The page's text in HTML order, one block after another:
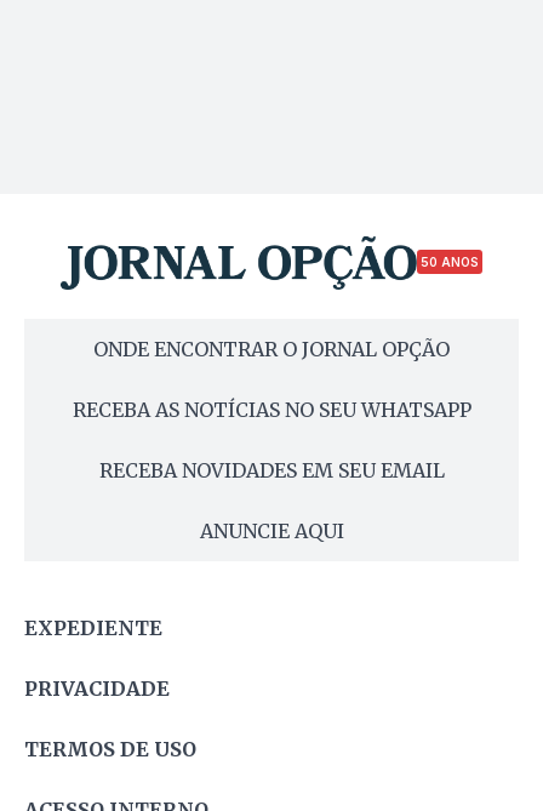
50 ANOS
ONDE ENCONTRAR O JORNAL OPÇÃO
RECEBA AS NOTÍCIAS NO SEU WHATSAPP
RECEBA NOVIDADES EM SEU EMAIL
ANUNCIE AQUI
EXPEDIENTE
PRIVACIDADE
TERMOS DE USO